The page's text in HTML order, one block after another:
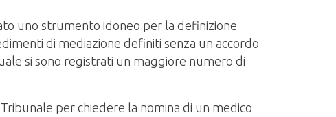
uno strumento idoneo per la definizione
di mediazione definiti senza un accordo
si sono registrati un maggiore numero di
per chiedere la nomina di un medico